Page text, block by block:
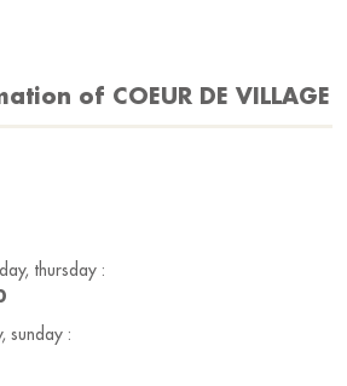
of COEUR DE VILLAGE
thursday :
sunday :